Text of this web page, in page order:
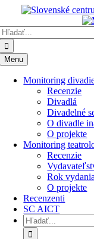
Preskočiť
obsahu
Menu
Monitoring
Recenzie
Divadlá
Divadelné
O divadle
O projekte
Monitoring
Recenzie
Rok vydania
O projekte
Recenzenti
SC AICT
Hľadať: